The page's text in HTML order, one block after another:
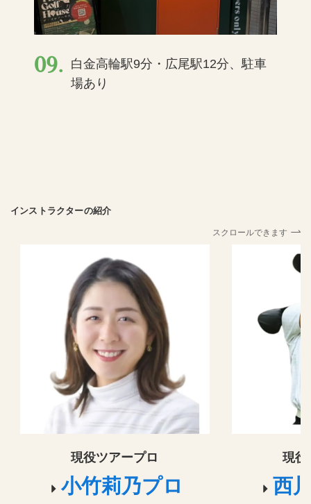
09.
白金高輪駅9分・広尾駅12分、駐車
場あり
インストラクターの紹介
スクロールできます
現役ツアープロ
小竹莉乃プロ
現役
西